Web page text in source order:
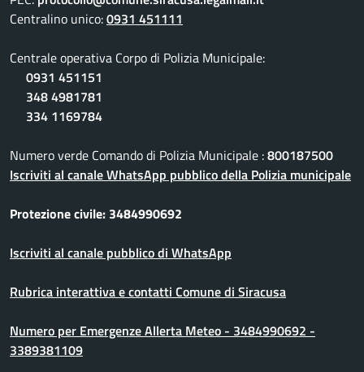
Centralino unico:0931 451111
Centrale operativa Corpo di Polizia Municipale:
0931 451151
348 4981781
334 1169784
Numero verde Comando di Polizia Municipale :800187500
Iscriviti al canale WhatsApp pubblico della Polizia municipale
Protezione civile: 3484990692
Iscriviti al canale pubblico di WhatsApp
Rubrica interattiva e contatti Comune di Siracusa
Numero per Emergenze Allerta Meteo - 3484990692 -
3389381109